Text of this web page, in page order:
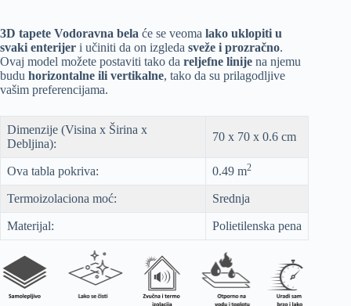
3D tapete Vodoravna bela će se veoma lako uklopiti u
svaki enterijer i učiniti da on izgleda sveže i prozračno.
Ovaj model možete postaviti tako da reljefne linije na njemu
budu horizontalne ili vertikalne, tako da su prilagodljive
vašim preferencijama.
Dimenzije (Visina x Širina x
Debljina):
70 x 70 x 0.6 cm
Ova tabla pokriva: 0.49 m2
Termoizolaciona moć: Srednja
Materijal: Polietilenska pena